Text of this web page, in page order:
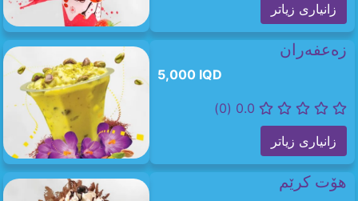
زانیاری زیاتر
زەعفەران
5,000 IQD
0.0 (0)
زانیاری زیاتر
هۆت کرێم